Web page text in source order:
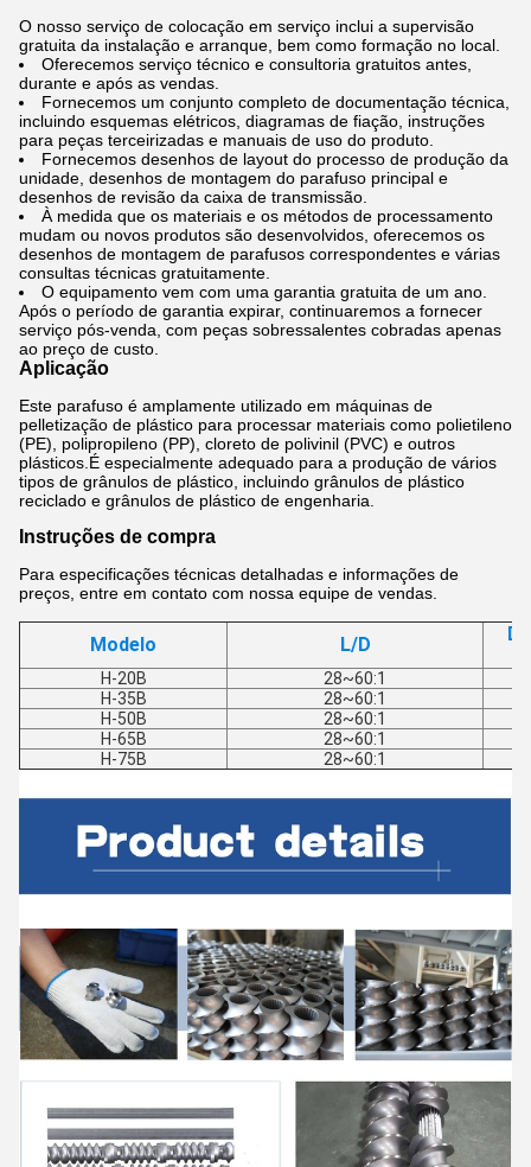
O nosso serviço de colocação em serviço inclui a supervisão
gratuita da instalação e arranque, bem como formação no local.
Oferecemos serviço técnico e consultoria gratuitos antes,
durante e após as vendas.
Fornecemos um conjunto completo de documentação técnica,
incluindo esquemas elétricos, diagramas de fiação, instruções
para peças terceirizadas e manuais de uso do produto.
Fornecemos desenhos de layout do processo de produção da
unidade, desenhos de montagem do parafuso principal e
desenhos de revisão da caixa de transmissão.
À medida que os materiais e os métodos de processamento
mudam ou novos produtos são desenvolvidos, oferecemos os
desenhos de montagem de parafusos correspondentes e várias
consultas técnicas gratuitamente.
O equipamento vem com uma garantia gratuita de um ano.
Após o período de garantia expirar, continuaremos a fornecer
serviço pós-venda, com peças sobressalentes cobradas apenas
ao preço de custo.
Aplicação
Este parafuso é amplamente utilizado em máquinas de
pelletização de plástico para processar materiais como polietileno
(PE), polipropileno (PP), cloreto de polivinil (PVC) e outros
plásticos.É especialmente adequado para a produção de vários
tipos de grânulos de plástico, incluindo grânulos de plástico
reciclado e grânulos de plástico de engenharia.
Instruções de compra
Para especificações técnicas detalhadas e informações de
preços, entre em contato com nossa equipe de vendas.
Modelo L/D
H-20B
28~60:1
H-35B
28~60:1
H-50B
28~60:1
H-65B
28~60:1
H-75B
28~60:1